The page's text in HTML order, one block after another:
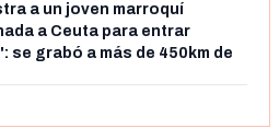
a un joven marroquí
a Ceuta para entrar
se grabó a más de 450km de